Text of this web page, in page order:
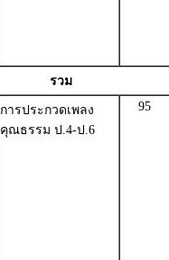
รวม
การประกวดเพลง
คุณธรรม ป.4-ป.6
95